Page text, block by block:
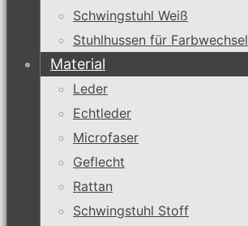
Schwingstuhl Weiß
Stuhlhussen für Farbwechsel
Material
Leder
Echtleder
Microfaser
Geflecht
Rattan
Schwingstuhl Stoff